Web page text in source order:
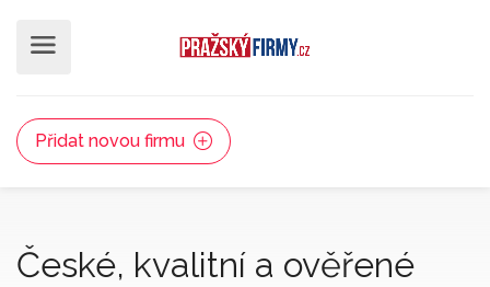
Přidat novou firmu
České, kvalitní a ověřené